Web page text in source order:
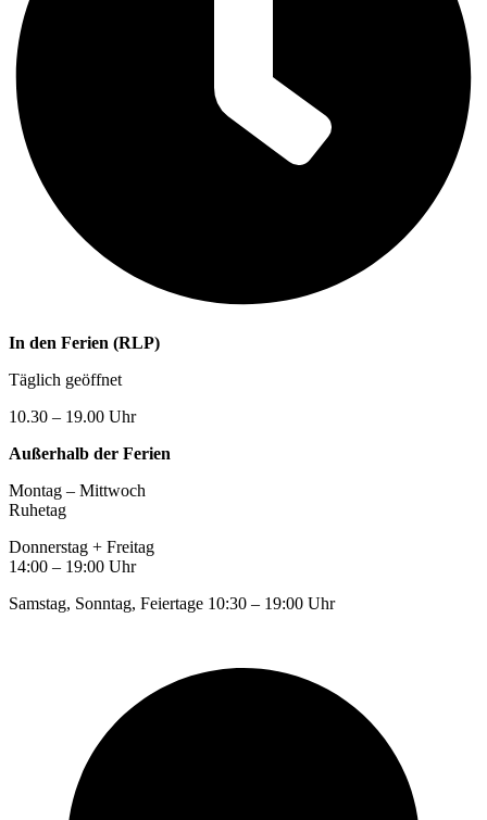
In den Ferien (RLP)
Täglich geöffnet
10.30 – 19.00 Uhr
Außerhalb der Ferien
Montag – Mittwoch
Ruhetag
Donnerstag + Freitag
14:00 – 19:00 Uhr
Samstag, Sonntag, Feiertage 10:30 – 19:00 Uhr